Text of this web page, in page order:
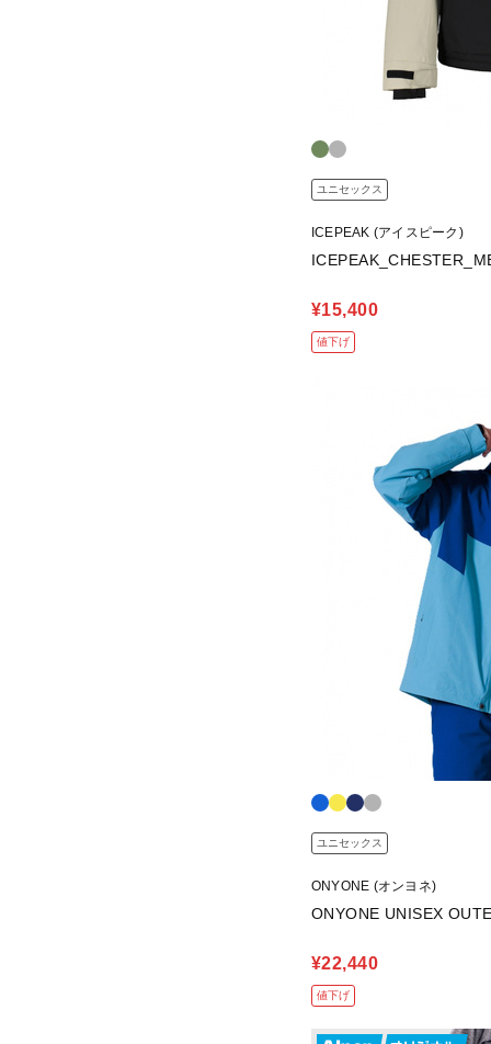
ユニセックス
ICEPEAK (アイスピーク)
¥15,400
値下げ
ユニセックス
ONYONE (オンヨネ)
ONYONE UNISEX
¥22,440
値下げ